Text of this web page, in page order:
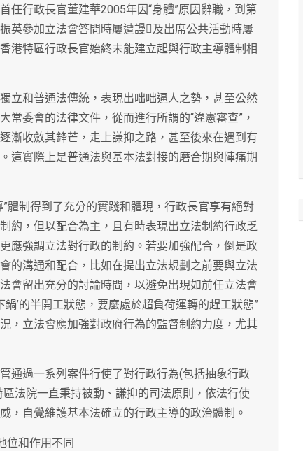
任行政長官董建華2005年因“身體”原因辭職，到第
英參加立法會答問時屢遭謾及出席公共活動時屢
港特區行政長官始終未能建立起與行政主導體制相
立和普通法傳統，表現出咄咄逼人之勢，甚至公然
常委會的法律文件，從而進行所謂的“違憲審查”，
漸收斂其鋒芒，走上謙抑之路，甚至後來在遇到有
這實際上是普通法與基本法對接的磨合期與陣痛期
體制得到了充分的實踐和體現，行政長官享有絕對
約，但以配合為主，且有時表現出立法制約行政乏
應強調立法對行政的制約。若要加強配合，倒是政
的溝通和配合，比如在提出立法規劃之前要與立法
會留出充分的討論時間，以避免出現如前任立法會
’的半開工狀態，要麼處於超負荷運轉的趕工狀態”
，立法會應加強對政府行為的監督制約力度，尤其
通過一系列案件行使了對行政行為(包括抽象行政
法院一直秉持被動、謙抑的司法原則，依法行使
，自覺維護基本法確立的行政主導的政治體制。
位和作用不同